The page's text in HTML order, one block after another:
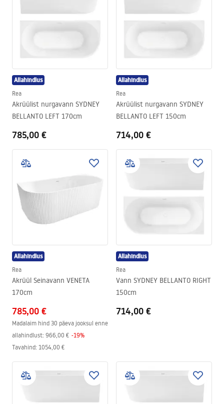
Allahindlus
Rea
Akrüülist nurgavann SYDNEY
BELLANTO LEFT 170cm
785,00 €
Allahindlus
Rea
Akrüülist nurgavann SYDNEY
BELLANTO LEFT 150cm
714,00 €
Allahindlus
Rea
Akrüül Seinavann VENETA
170cm
785,00 €
Madalaim hind 30 päeva jooksul enne
allahindlust: 966,00 € -19%
Tavahind: 1054,00 €
Allahindlus
Rea
Vann SYDNEY BELLANTO RIGHT
150cm
714,00 €